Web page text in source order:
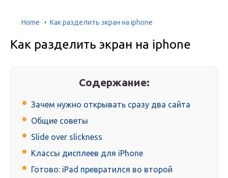
Home Как разделить экран на iphone
Как разделить экран на iphone
Содержание:
Зачем нужно открывать сразу два сайта
Общие советы
Slide over slickness
Классы дисплеев для iPhone
Готово: iPad превратился во второй